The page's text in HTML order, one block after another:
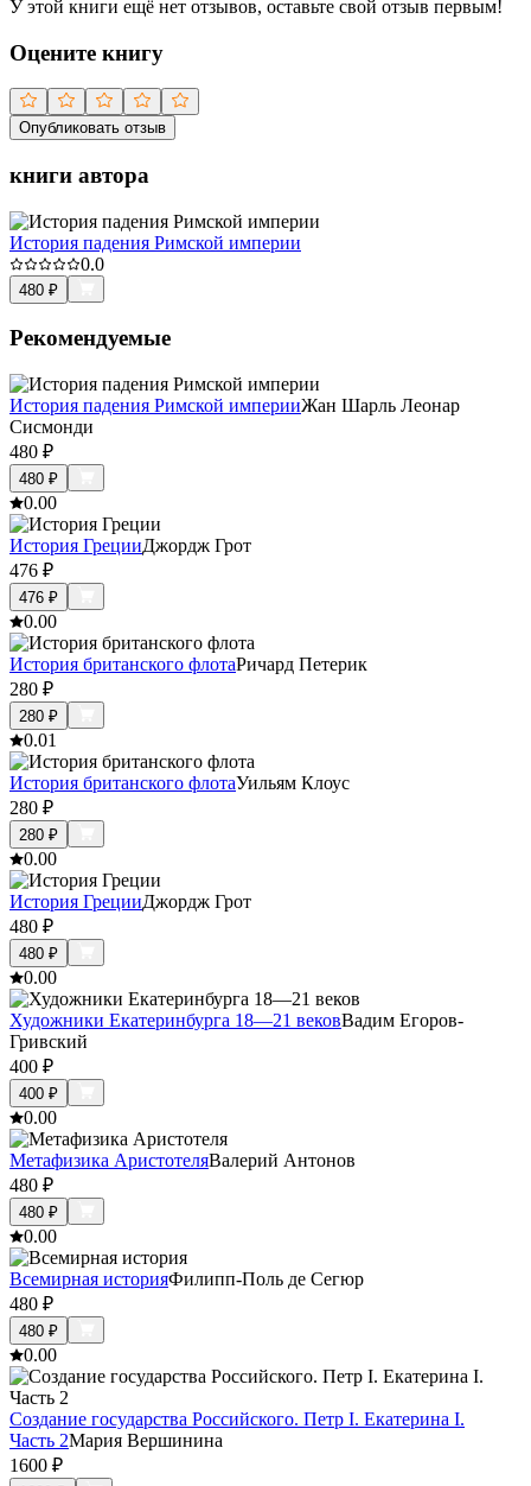
У этой книги ещё нет отзывов, оставьте свой отзыв первым!
Оцените книгу
Опубликовать отзыв
книги автора
История падения Римской империи
0.0
480 ₽
Рекомендуемые
История падения Римской империиЖан Шарль Леонар
Сисмонди
480 ₽
480 ₽
0.00
История ГрецииДжордж Грот
476 ₽
476 ₽
0.00
История британского флотаРичард Петерик
280 ₽
280 ₽
0.01
История британского флотаУильям Клоус
280 ₽
280 ₽
0.00
История ГрецииДжордж Грот
480 ₽
480 ₽
0.00
Художники Екатеринбурга 18—21 вековВадим Егоров-
Гривский
400 ₽
400 ₽
0.00
Метафизика АристотеляВалерий Антонов
480 ₽
480 ₽
0.00
Всемирная историяФилипп-Поль де Сегюр
480 ₽
480 ₽
0.00
Создание государства Российского. Петр I. Екатерина I.
Часть 2Мария Вершинина
1600 ₽